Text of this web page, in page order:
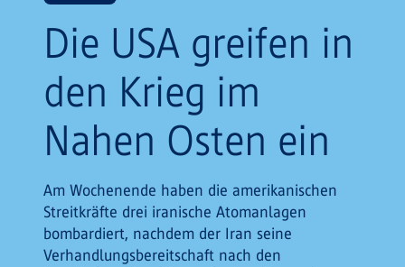
Die USA greifen in
den Krieg im
Nahen Osten ein
Am Wochenende haben die amerikanischen
Streitkräfte drei iranische Atomanlagen
bombardiert, nachdem der Iran seine
Verhandlungsbereitschaft nach den